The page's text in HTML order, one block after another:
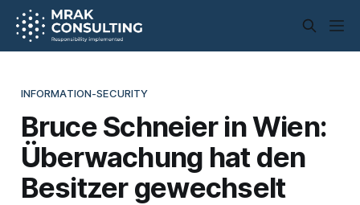
INFORMATION-SECURITY
Bruce Schneier in Wien:
Überwachung hat den
Besitzer gewechselt